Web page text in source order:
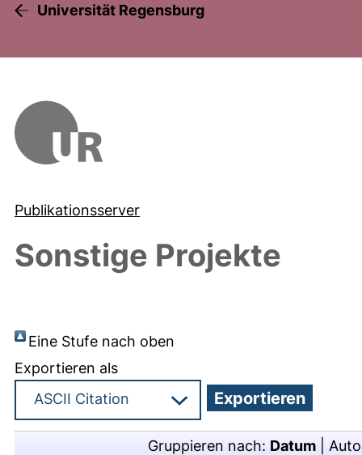
Universität Regensburg
Publikationsserver
Sonstige Projekte
Eine Stufe nach oben
Exportieren als
Gruppieren nach: Datum